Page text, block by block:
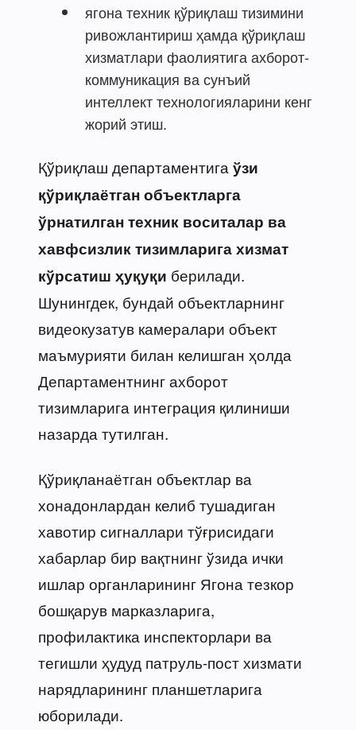
ягона техник қўриқлаш тизимини
ривожлантириш ҳамда қўриқлаш
хизматлари фаолиятига ахборот-
коммуникация ва сунъий
интеллект технологияларини кенг
жорий этиш.
Қўриқлаш департаментига ўзи
қўриқлаётган объектларга
ўрнатилган техник воситалар ва
хавфсизлик тизимларига хизмат
кўрсатиш ҳуқуқи берилади.
Шунингдек, бундай объектларнинг
видеокузатув камералари объект
маъмурияти билан келишган ҳолда
Департаментнинг ахборот
тизимларига интеграция қилиниши
назарда тутилган.
Қўриқланаётган объектлар ва
хонадонлардан келиб тушадиган
хавотир сигналлари тўғрисидаги
хабарлар бир вақтнинг ўзида ички
ишлар органларининг Ягона тезкор
бошқарув марказларига,
профилактика инспекторлари ва
тегишли ҳудуд патруль-пост хизмати
нарядларининг планшетларига
юборилади.